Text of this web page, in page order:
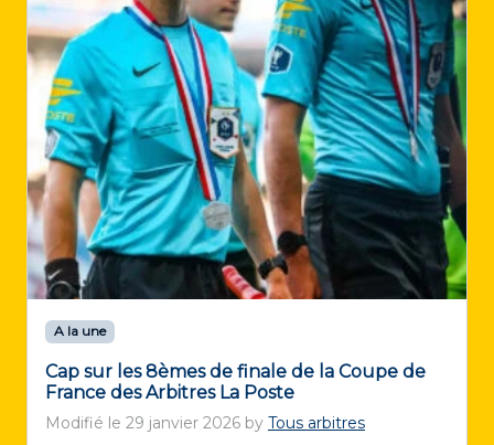
A la une
Cap sur les 8èmes de finale de la Coupe de
France des Arbitres La Poste
Modifié le 29 janvier 2026 by Tous arbitres